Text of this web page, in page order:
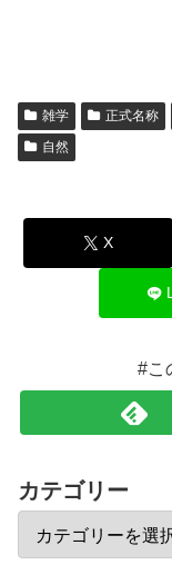
雑学 正式名称
自然
X
#こ
カテゴリー